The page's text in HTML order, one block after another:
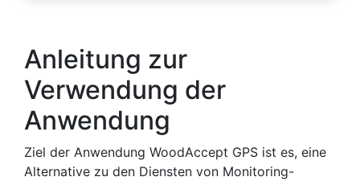
Anleitung zur
Verwendung der
Anwendung
Ziel der Anwendung WoodAccept GPS ist es, eine
Alternative zu den Diensten von Monitoring-